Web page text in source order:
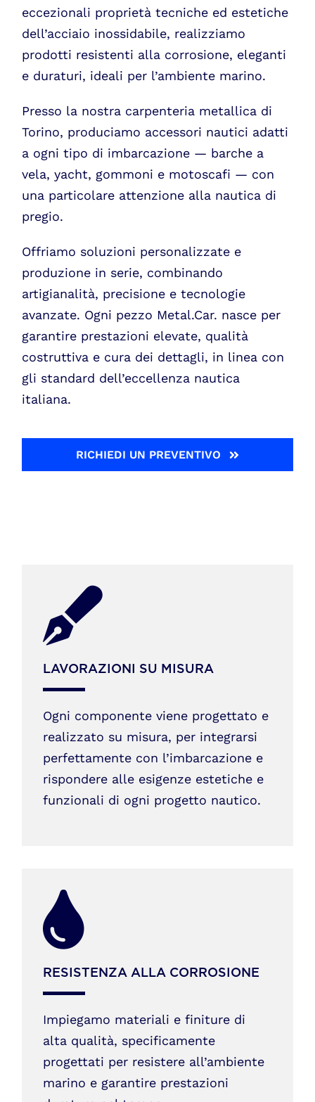
eccezionali proprietà tecniche ed estetiche
dell’acciaio inossidabile, realizziamo
prodotti resistenti alla corrosione, eleganti
e duraturi, ideali per l’ambiente marino.
Presso la nostra carpenteria metallica di
Torino, produciamo accessori nautici adatti
a ogni tipo di imbarcazione — barche a
vela, yacht, gommoni e motoscafi — con
una particolare attenzione alla nautica di
pregio.
Offriamo soluzioni personalizzate e
produzione in serie, combinando
artigianalità, precisione e tecnologie
avanzate. Ogni pezzo Metal.Car. nasce per
garantire prestazioni elevate, qualità
costruttiva e cura dei dettagli, in linea con
gli standard dell’eccellenza nautica
italiana.
RICHIEDI UN PREVENTIVO
LAVORAZIONI SU MISURA
Ogni componente viene progettato e
realizzato su misura, per integrarsi
perfettamente con l’imbarcazione e
rispondere alle esigenze estetiche e
funzionali di ogni progetto nautico.
RESISTENZA ALLA CORROSIONE
Impiegamo materiali e finiture di
alta qualità, specificamente
progettati per resistere all’ambiente
marino e garantire prestazioni